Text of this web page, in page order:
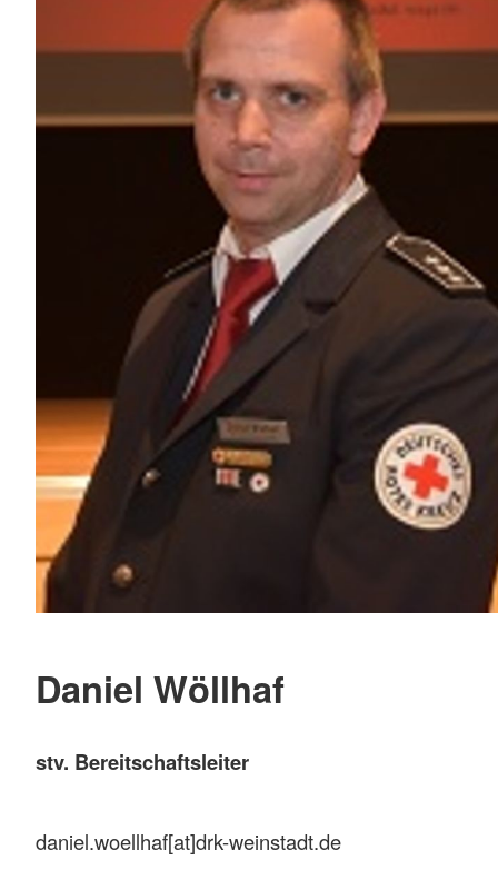
Daniel Wöllhaf
stv. Bereitschaftsleiter
daniel.woellhaf[at]drk-weinstadt.de